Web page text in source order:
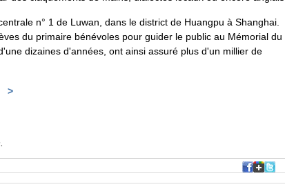
n° 1 de Luwan, dans le district de Huangpu à Shanghai.
du primaire bénévoles pour guider le public au Mémorial du
dizaines d'années, ont ainsi assuré plus d'un millier de
>